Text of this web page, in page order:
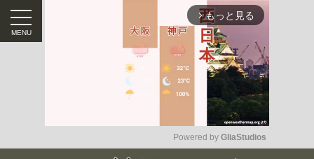
arrow_forward_ios もっと見る
Powered by GliaStudios